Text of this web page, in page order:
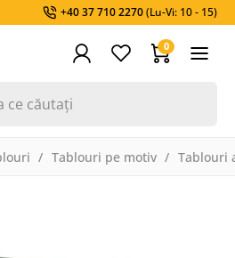
+40 37 710 2270(Lu-Vi: 10 - 15)
0
Tablouri pe motiv Tablouri